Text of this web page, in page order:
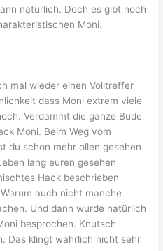
natürlich. Doch es gibt noch
Moni.
mal wieder einen Volltreffer
dass Moni extrem viele
Verdammt die ganze Bude
Moni. Beim Weg vom
du schon mehr ollen gesehen
lang euren gesehen
Hack beschrieben
auch nicht manche
Und dann wurde natürlich
besprochen. Knutsch
Das klingt wahrlich nicht sehr